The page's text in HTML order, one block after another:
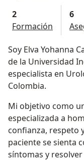
2
Formación
6
Soy Elva Yohanna
de la Universidad
especialista en
Colombia.
Mi objetivo como
especializada a hombres y mujeres en un entorno de
confianza, respeto
paciente se sienta
síntomas y